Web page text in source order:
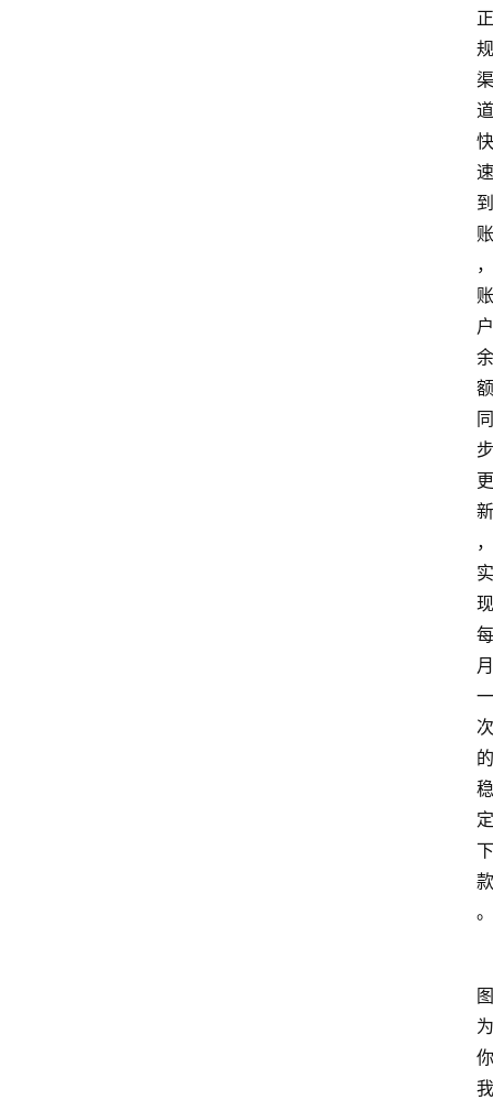
正
规
渠
道
快
速
到
账
，
账
户
余
额
同
步
更
新
，
实
现
每
月
一
次
的
稳
定
下
款
。
图
为
你
我